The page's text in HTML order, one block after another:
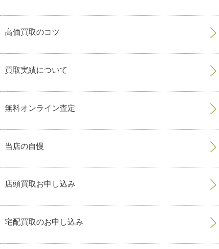
高価買取のコツ
買取実績について
無料オンライン査定
当店の自慢
店頭買取お申し込み
宅配買取のお申し込み